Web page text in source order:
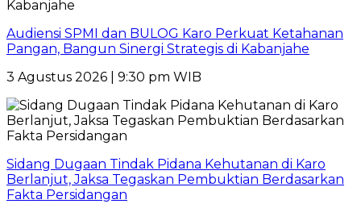
Audiensi SPMI dan BULOG Karo Perkuat Ketahanan
Pangan, Bangun Sinergi Strategis di Kabanjahe
3 Agustus 2026 | 9:30 pm WIB
Sidang Dugaan Tindak Pidana Kehutanan di Karo
Berlanjut, Jaksa Tegaskan Pembuktian Berdasarkan
Fakta Persidangan